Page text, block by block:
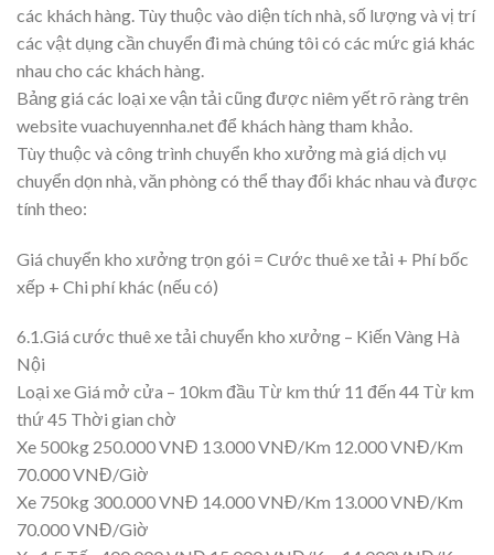
các khách hàng. Tùy thuộc vào diện tích nhà, số lượng và vị trí
các vật dụng cần chuyển đi mà chúng tôi có các mức giá khác
nhau cho các khách hàng.
Bảng giá các loại xe vận tải cũng được niêm yết rõ ràng trên
website vuachuyennha.net để khách hàng tham khảo.
Tùy thuộc và công trình chuyển kho xưởng mà giá dịch vụ
chuyển dọn nhà, văn phòng có thể thay đổi khác nhau và được
tính theo:
Giá chuyển kho xưởng trọn gói = Cước thuê xe tải + Phí bốc
xếp + Chi phí khác (nếu có)
6.1.Giá cước thuê xe tải chuyển kho xưởng – Kiến Vàng Hà
Nội
Loại xe Giá mở cửa – 10km đầu Từ km thứ 11 đến 44 Từ km
thứ 45 Thời gian chờ
Xe 500kg 250.000 VNĐ 13.000 VNĐ/Km 12.000 VNĐ/Km
70.000 VNĐ/Giờ
Xe 750kg 300.000 VNĐ 14.000 VNĐ/Km 13.000 VNĐ/Km
70.000 VNĐ/Giờ